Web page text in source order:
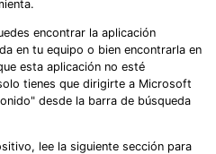
encontrar la aplicación
en tu equipo o bien encontrarla en
esta aplicación no esté
tienes que dirigirte a Microsoft
desde la barra de búsqueda
lee la siguiente sección para